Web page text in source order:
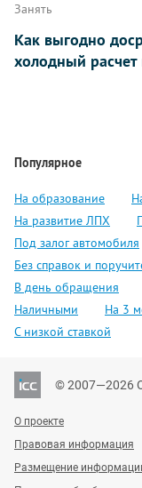
Занять
Как выгодно
холодный
Популярное
На образование
На развитие ЛПХ
Под залог автомобиля
Без справок и
В день обращения
Наличными
На 3
С низкой ставкой
© 2007—2026
О проекте
Правовая информация
Размещение